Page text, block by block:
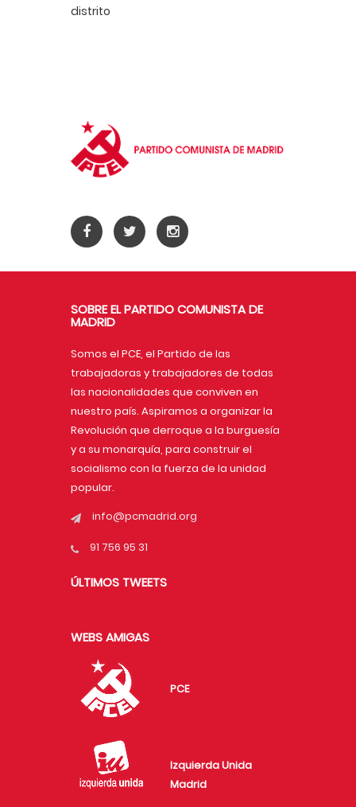
distrito
SOBRE EL PARTIDO COMUNISTA DE
MADRID
Somos el PCE, el Partido de las
trabajadoras y trabajadores de todas
las nacionalidades que conviven en
nuestro país. Aspiramos a organizar la
Revolución que derroque a la burguesía
y a su monarquía, para construir el
socialismo con la fuerza de la unidad
popular.
info@pcmadrid.org
91 756 95 31
ÚLTIMOS TWEETS
WEBS AMIGAS
PCE
Izquierda Unida
Madrid